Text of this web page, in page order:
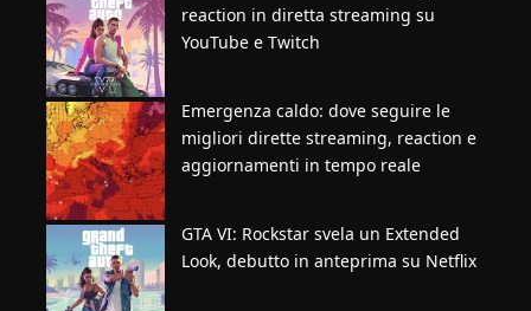
reaction in diretta streaming su
YouTube e Twitch
Emergenza caldo: dove seguire le
migliori dirette streaming, reaction e
aggiornamenti in tempo reale
GTA VI: Rockstar svela un Extended
Look, debutto in anteprima su Netflix